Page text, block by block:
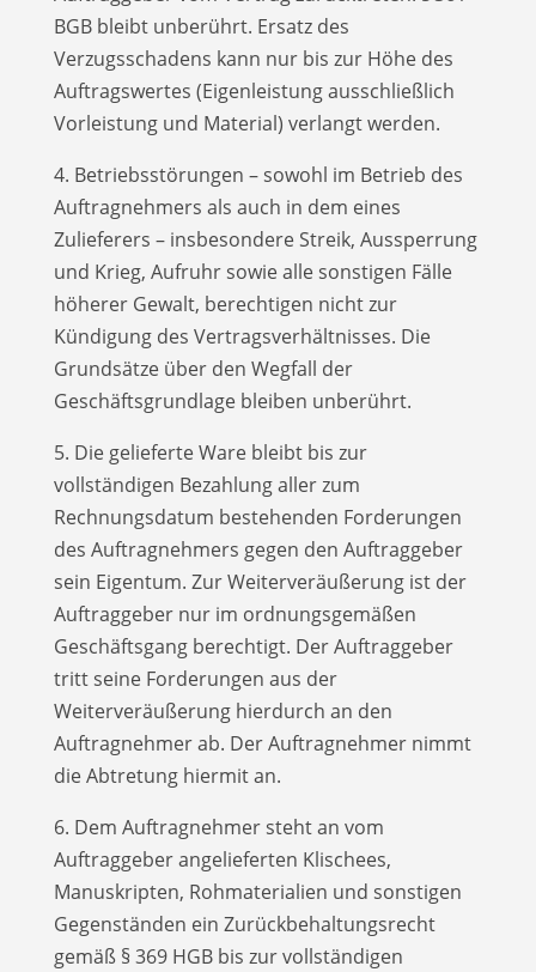
BGB bleibt unberührt. Ersatz des
Verzugsschadens kann nur bis zur Höhe des
Auftragswertes (Eigenleistung ausschließlich
Vorleistung und Material) verlangt werden.
4. Betriebsstörungen – sowohl im Betrieb des
Auftragnehmers als auch in dem eines
Zulieferers – insbesondere Streik, Aussperrung
und Krieg, Aufruhr sowie alle sonstigen Fälle
höherer Gewalt, berechtigen nicht zur
Kündigung des Vertragsverhältnisses. Die
Grundsätze über den Wegfall der
Geschäftsgrundlage bleiben unberührt.
5. Die gelieferte Ware bleibt bis zur
vollständigen Bezahlung aller zum
Rechnungsdatum bestehenden Forderungen
des Auftragnehmers gegen den Auftraggeber
sein Eigentum. Zur Weiterveräußerung ist der
Auftraggeber nur im ordnungsgemäßen
Geschäftsgang berechtigt. Der Auftraggeber
tritt seine Forderungen aus der
Weiterveräußerung hierdurch an den
Auftragnehmer ab. Der Auftragnehmer nimmt
die Abtretung hiermit an.
6. Dem Auftragnehmer steht an vom
Auftraggeber angelieferten Klischees,
Manuskripten, Rohmaterialien und sonstigen
Gegenständen ein Zurückbehaltungsrecht
gemäß § 369 HGB bis zur vollständigen